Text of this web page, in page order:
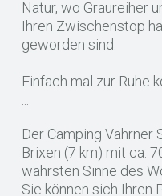
Natur, wo Graureiher
Ihren Zwischenstop
geworden sind.
Einfach mal zur Ruhe
Der Camping Vahrner
Brixen (7 km) mit ca.
wahrsten Sinne des
Sie können sich Ihren